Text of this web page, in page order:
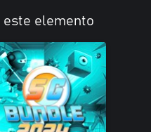
este elemento